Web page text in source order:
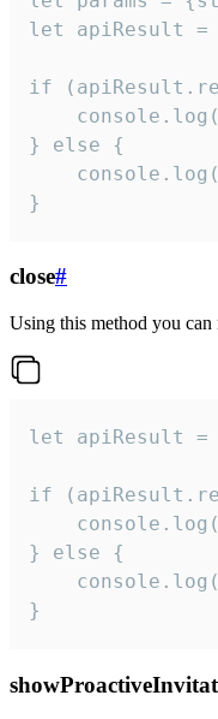
let apiResult =
if
} else {
}
close#
Using this method you
let apiResult
if
} else {
}